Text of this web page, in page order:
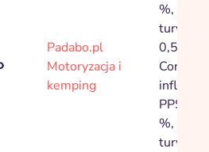
Padabo.pl
Motoryzacja i
kemping
%,
0,50 %
Content
PPS
%,